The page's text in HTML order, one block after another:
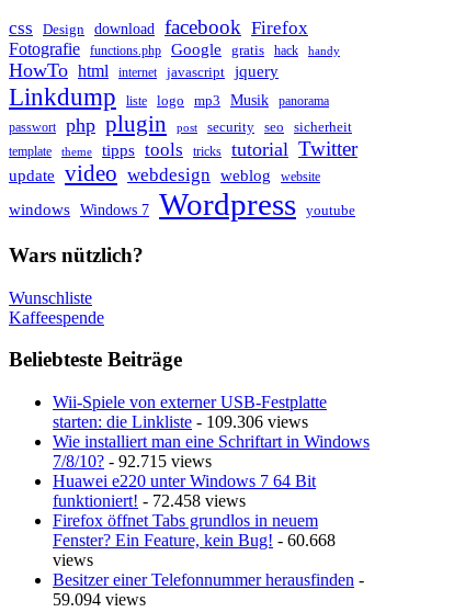
css Design download facebook Firefox
Fotografie functions.php Google gratis hack handy
HowTo html internet javascript jquery
Linkdump liste logo mp3 Musik
panorama
passwort
php plugin post security seo sicherheit
template theme tipps tools tricks tutorial Twitter
update video webdesign weblog website
windows Windows 7 Wordpress youtube
Wars nützlich?
Wunschliste
Kaffeespende
Beliebteste Beiträge
Wii-Spiele von externer USB-Festplatte
starten: die Linkliste - 109.306 views
Wie installiert man eine Schriftart in Windows
7/8/10? - 92.715 views
Huawei e220 unter Windows 7 64 Bit
funktioniert! - 72.458 views
Firefox öffnet Tabs grundlos in neuem
Fenster? Ein Feature, kein Bug! - 60.668
views
Besitzer einer Telefonnummer herausfinden -
59.094 views